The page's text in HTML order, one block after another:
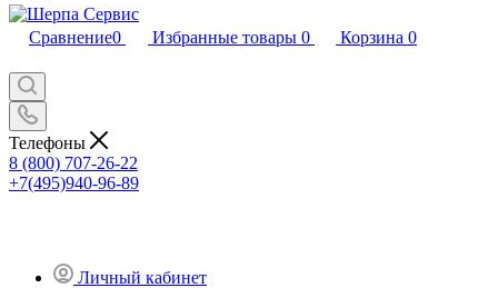
Сравнение0 Избранные товары 0 Корзина 0
Телефоны
8 (800) 707-26-22
+7(495)940-96-89
Личный кабинет